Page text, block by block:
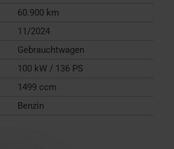
60.900 km
11/2024
Gebrauchtwagen
100 kW / 136 PS
1499 ccm
Benzin